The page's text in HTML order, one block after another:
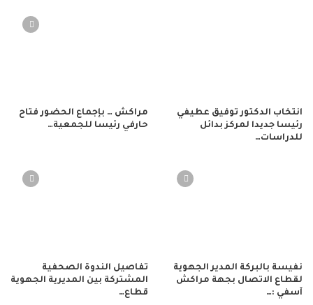
انتخاب الدكتور توفيق عطيفي
رئيسا جديدا لمركز بدائل
للدراسات…
مراكش … بإجماع الحضور فتاح
حارفي رئيسا للجمعية…
نفيسة بالبركة المدير الجهوية
لقطاع الاتصال بجهة مراكش
آسفي :…
تفاصيل الندوة الصحفية
المشتركة بين المديرية الجهوية
قطاع…